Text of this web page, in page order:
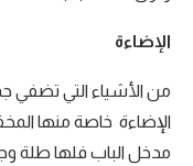
الإضاءة
من الأشياء التي تضفي
الإضاءة خاصة منها
مدخل الباب فلها طلة